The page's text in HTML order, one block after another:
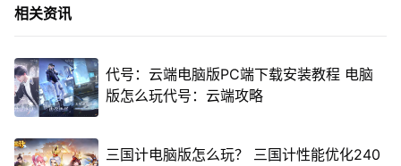
相关资讯
代号：云端电脑版PC端下载安装教程 电脑
版怎么玩代号：云端攻略
三国计电脑版怎么玩？ 三国计性能优化240